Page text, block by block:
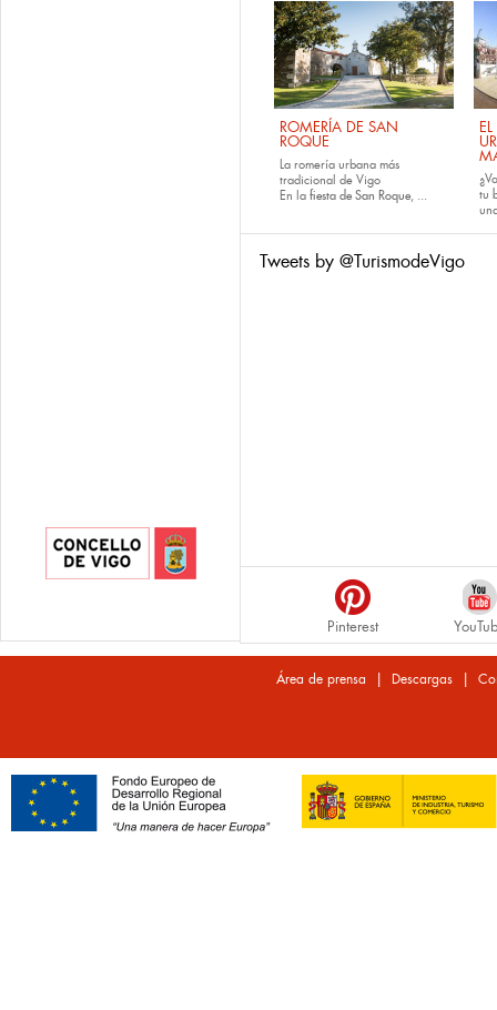
ROMERÍA DE SAN
ROQUE
La romería urbana más
tradicional de Vigo
En la fiesta de San Roque, ...
tu
Tweets by @TurismodeVigo
Pinterest
Área de prensa | Descargas|